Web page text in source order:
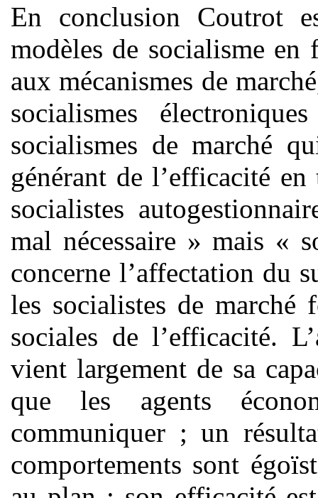
En conclusion Coutrot
modèles de socialisme
aux mécanismes de
socialismes
socialismes de marché
générant de l’efficacité
socialistes
mal nécessaire » mais «
concerne l’affectation du
les socialistes de marché
sociales de l’efficacité.
vient largement de sa
que les agents
communiquer ; un
comportements sont